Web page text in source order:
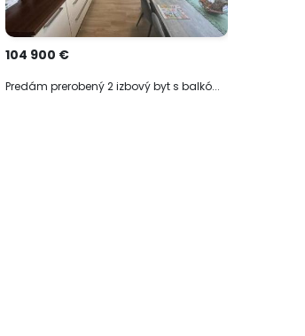
104 900 €
Predám prerobený 2 izbový byt s balkó...